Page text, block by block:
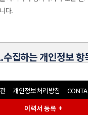
다.
수집하는 개인정보 항
담, 서비스 신청 등등을 위해 아
있습니다.
개인정보처리방침
이력서 등록 +